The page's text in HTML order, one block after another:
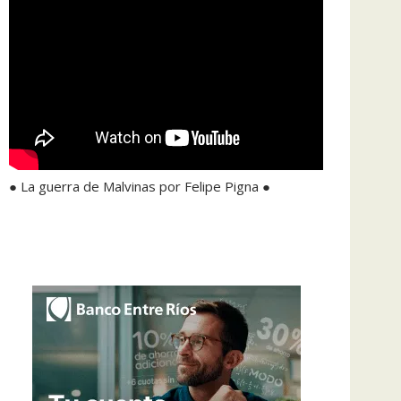
● La guerra de Malvinas por Felipe Pigna ●